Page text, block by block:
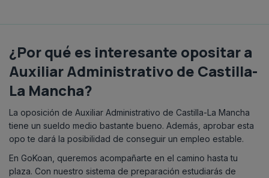
¿Por qué es interesante opositar a
Auxiliar Administrativo de Castilla-
La Mancha?
La oposición de Auxiliar Administrativo de Castilla-La Mancha
tiene un sueldo medio bastante bueno. Además, aprobar esta
opo te dará la posibilidad de conseguir un empleo estable.
En GoKoan, queremos acompañarte en el camino hasta tu
plaza. Con nuestro sistema de preparación estudiarás de